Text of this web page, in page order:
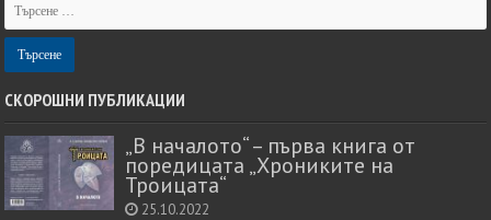
СКОРОШНИ ПУБЛИКАЦИИ
„В началото“ – първа книга от
поредицата „Хрониките на
Троицата“
25.10.2022